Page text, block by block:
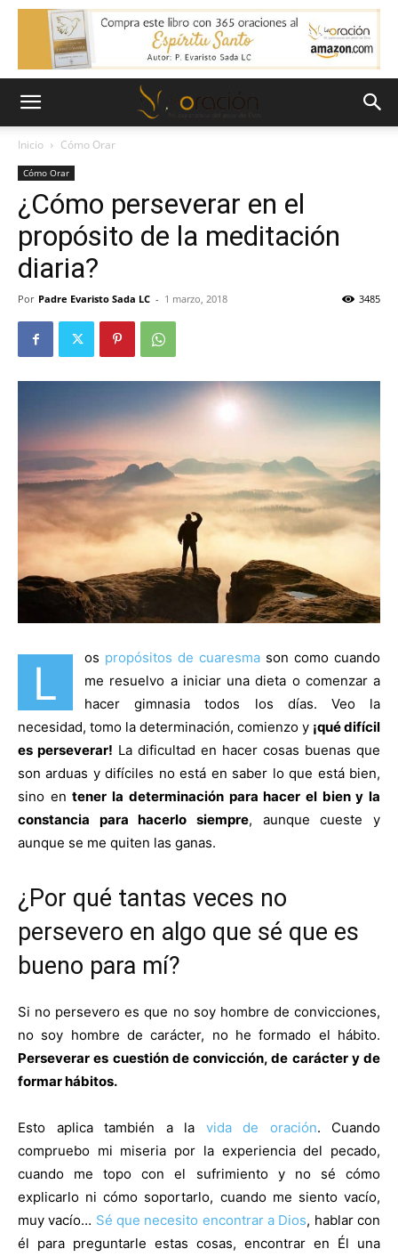
Inicio Cómo Orar
Cómo Orar
¿Cómo perseverar en el
propósito de la meditación
diaria?
Por Padre Evaristo Sada LC - 1 marzo, 2018 3485
L os propósitos de cuaresma son como cuando
me resuelvo a iniciar una dieta o comenzar a
hacer gimnasia todos los días. Veo la
necesidad, tomo la determinación, comienzo y ¡qué difícil
es perseverar! La dificultad en hacer cosas buenas que
son arduas y difíciles no está en saber lo que está bien,
sino entener la determinación para hacer el bien y la
constancia para hacerlo siempre, aunque cueste y
aunque se me quiten las ganas.
¿Por qué tantas veces no
persevero en algo que sé que es
bueno para mí?
Si no persevero es que no soy hombre de convicciones,
no soy hombre de carácter, no he formado el hábito.
Perseverar es cuestión de convicción, de carácter y de
formar hábitos.
Esto aplica también a la vida de oración. Cuando
compruebo mi miseria por la experiencia del pecado,
cuando me topo con el sufrimiento y no sé cómo
explicarlo ni cómo soportarlo, cuando me siento vacío,
muy vacío… Sé que necesito encontrar a Dios, hablar con
él para preguntarle estas cosas, encontrar en Él una